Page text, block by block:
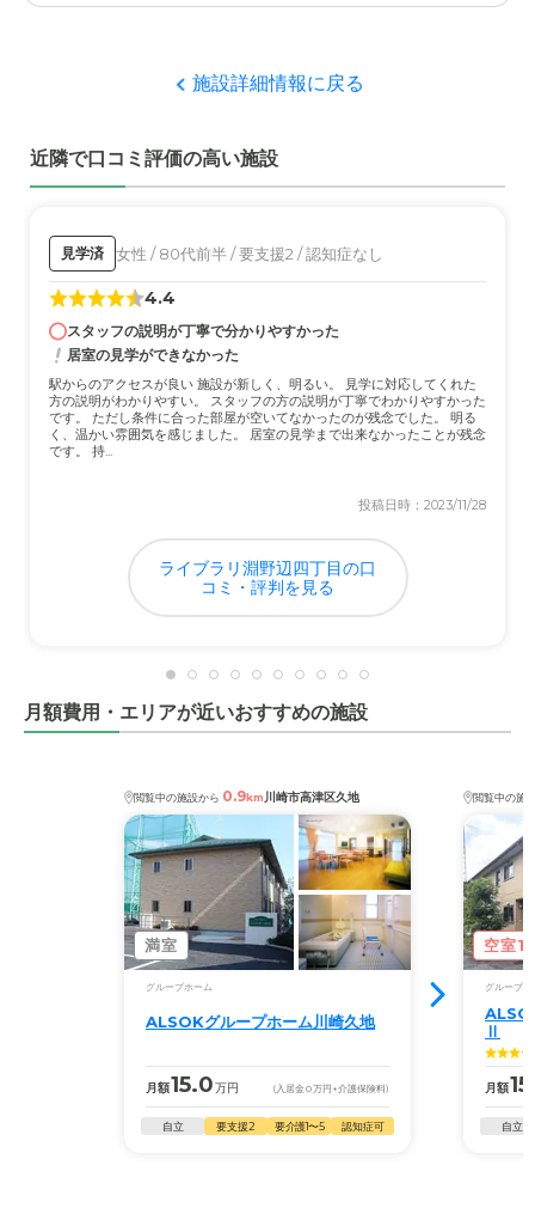
認知症のひとにも一人一人丁寧に常駐のケアマネが対応し
てました。高齢のスタッフの方が良かったです。
外観・内装・居室・設備について
施設自体は小規模型なので各設備の多さとかは一般の預か
り施設だとおもいます。建物自体はきれいです。
介護医療サービスについて
これは小規模だから医療関係は仕方ないけど整ってはない
と受けました。確か消防署が近くにあったから救急は大丈
夫かな？
交通アクセスはチョイ悪いです。バス停から10〜15分くら
い歩きます。その分環境は良いです。買い物が不便かと思
骨折して入院先から一番近くて安いところを紹介されたの
で他の料金との比較がなくこのサービスが当たり前と認識
しております。
施設詳細情報に戻る
近隣で口コミ評価の高い施設
見学済 女性 / 80代前半 / 要支援2 / 認知症なし
4.4
スタッフの説明が丁寧で分かりやすかった
居室の見学ができなかった
駅からのアクセスが良い 施設が新しく、明るい。 見学に対応してくれた
方の説明がわかりやすい。 スタッフの方の説明が丁寧でわかりやすかった
です。 ただし条件に合った部屋が空いてなかったのが残念でした。 明る
く、温かい雰囲気を感じました。 居室の見学まで出来なかったことが残念
です。 持...
投稿日時：2023/11/28
ライブラリ淵野辺四丁目の口
コミ・評判を見る
月額費用・エリアが近いおすすめの施設
閲覧中の施設から 0.9km川崎市高津区久地
満室
グループホーム
ALSOKグループホーム川崎久地
月額15.0万円 (入居金0万円 +介護保険料)
自立 要支援2 要介護1〜5 認知症可
閲覧中の施
空室1
グループホ
Ⅱ
月額
自立